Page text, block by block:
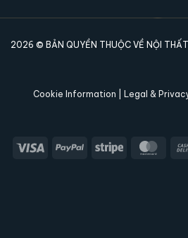
2026 © BẢN QUYỀN THUỘC VỀ NỘI THẤT
Cookie Information | Legal &